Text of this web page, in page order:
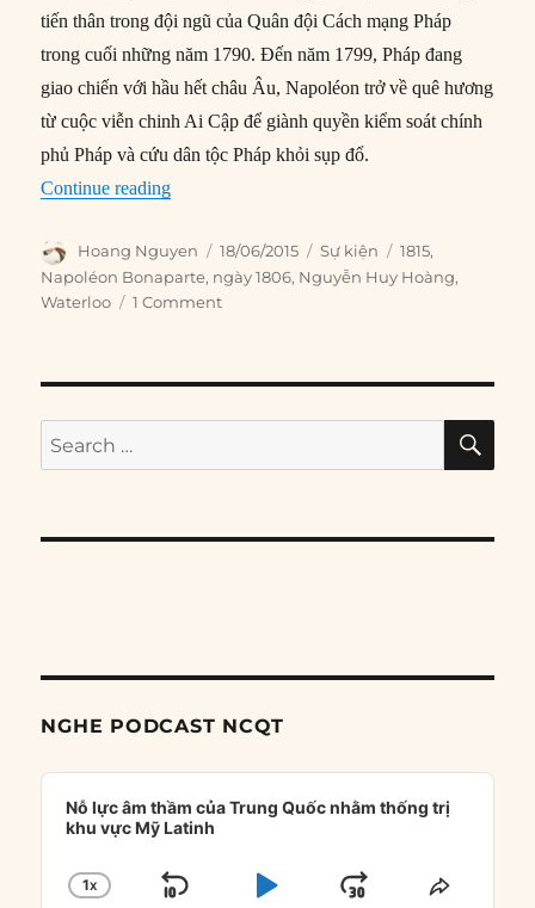
tiến thân trong đội ngũ của Quân đội Cách mạng Pháp
trong cuối những năm 1790. Đến năm 1799, Pháp đang
giao chiến với hầu hết châu Âu, Napoléon trở về quê hương
từ cuộc viễn chinh Ai Cập để giành quyền kiểm soát chính
phủ Pháp và cứu dân tộc Pháp khỏi sụp đổ.
Continue reading“18/06/1815: Napoléon bại trận ở Waterloo”
Author
Hoang Nguyen
Posted
on
18/06/2015 Categories
Sự kiện Tags
1815,
Napoléon Bonaparte, ngày 1806, Nguyễn Huy Hoàng,
Waterloo
1 Comment
Search
for:
NGHE PODCAST NCQT
Audio
Player
Nỗ lực âm thầm của Trung Quốc nhằm thống trị
khu vực Mỹ Latinh
CHANGE
1X
SHARE